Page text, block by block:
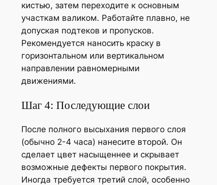
кистью, затем переходите к основным
участкам валиком. Работайте плавно, не
допуская подтеков и пропусков.
Рекомендуется наносить краску в
горизонтальном или вертикальном
направлении равномерными
движениями.
Шаг 4: Последующие слои
После полного высыхания первого слоя
(обычно 2-4 часа) нанесите второй. Он
сделает цвет насыщеннее и скрывает
возможные дефекты первого покрытия.
Иногда требуется третий слой, особенно